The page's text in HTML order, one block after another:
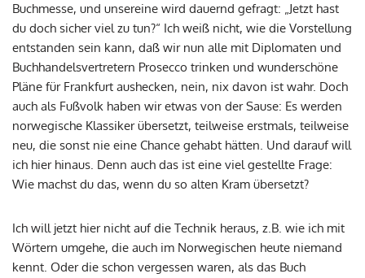
Buchmesse, und unsereine wird dauernd gefragt: „Jetzt hast
du doch sicher viel zu tun?“ Ich weiß nicht, wie die Vorstellung
entstanden sein kann, daß wir nun alle mit Diplomaten und
Buchhandelsvertretern Prosecco trinken und wunderschöne
Pläne für Frankfurt aushecken, nein, nix davon ist wahr. Doch
auch als Fußvolk haben wir etwas von der Sause: Es werden
norwegische Klassiker übersetzt, teilweise erstmals, teilweise
neu, die sonst nie eine Chance gehabt hätten. Und darauf will
ich hier hinaus. Denn auch das ist eine viel gestellte Frage:
Wie machst du das, wenn du so alten Kram übersetzt?
Ich will jetzt hier nicht auf die Technik heraus, z.B. wie ich mit
Wörtern umgehe, die auch im Norwegischen heute niemand
kennt. Oder die schon vergessen waren, als das Buch